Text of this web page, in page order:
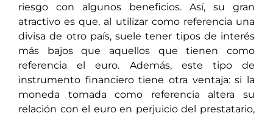
riesgo con algunos beneficios. Así, su gran
atractivo es que, al utilizar como referencia una
divisa de otro país, suele tener tipos de interés
más bajos que aquellos que tienen como
referencia el euro. Además, este tipo de
instrumento financiero tiene otra ventaja: si la
moneda tomada como referencia altera su
relación con el euro en perjuicio del prestatario,